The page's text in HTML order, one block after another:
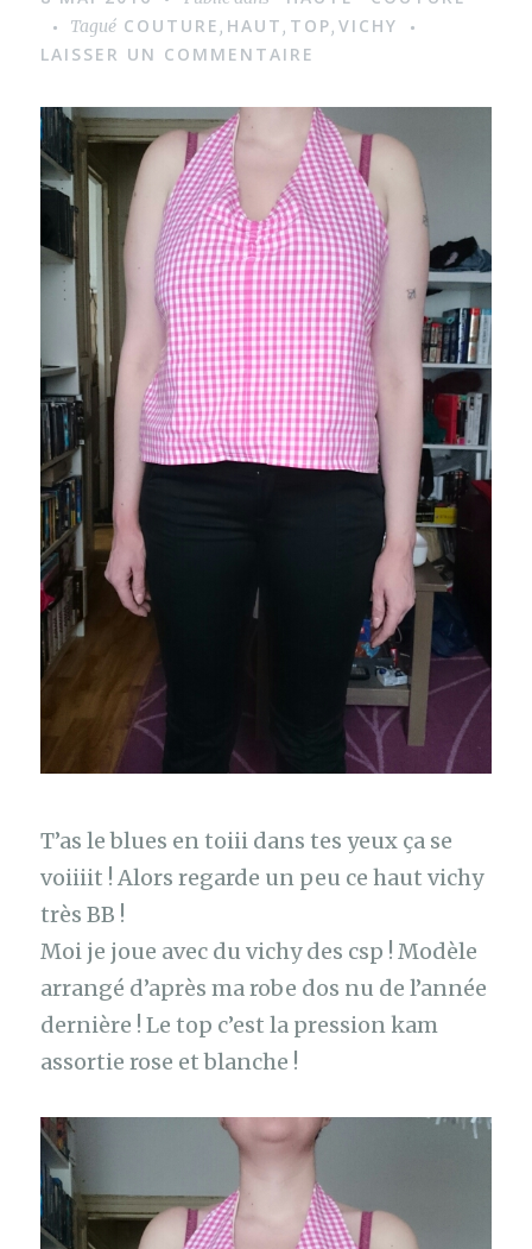
Tagué COUTURE, HAUT, TOP,VICHY
LAISSER UN COMMENTAIRE
T’as le blues en toiii dans tes yeux ça se
voiiiit ! Alors regarde un peu ce haut vichy
très BB !
Moi je joue avec du vichy des csp ! Modèle
arrangé d’après ma robe dos nu de l’année
dernière ! Le top c’est la pression kam
assortie rose et blanche !